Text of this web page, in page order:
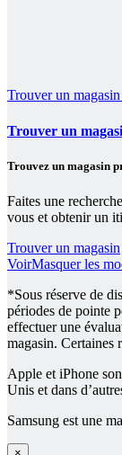
Trouver un magasin
Trouver un
Trouvez un magasin
Faites une
vous et obtenir un
Trouver un magasin
VoirMasquerles
*Sous réserve de
périodes de pointe
effectuer une
magasin. Certaines
Apple et iPhone
Unis et dans
Samsung est une